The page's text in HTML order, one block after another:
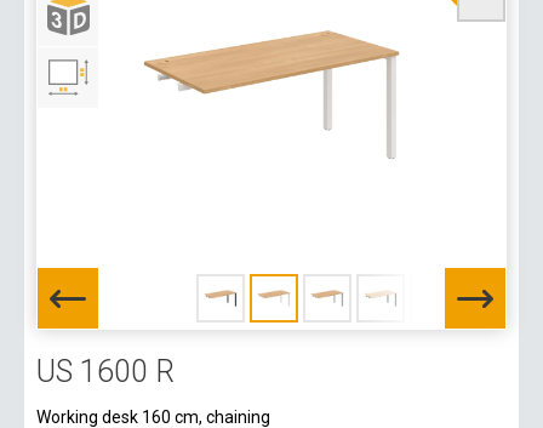
US 1600 R
Working desk 160 cm, chaining